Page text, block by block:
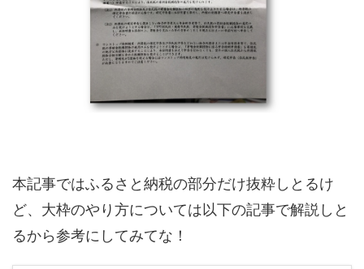
本記事ではふるさと納税の部分だけ抜粋しとるけ
ど、大枠のやり方については以下の記事で解説しと
るから参考にしてみてな！